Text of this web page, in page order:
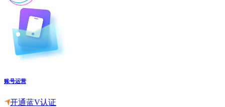
账号运营
开通蓝V认证